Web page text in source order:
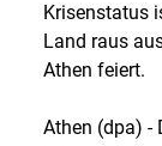
Krisenstatus
Land raus
Athen feiert.
Athen (dpa) -